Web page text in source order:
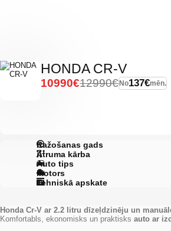
HONDA CR-V
No137€mēn.
12990€
10990€
Ražošanas gads
Ātruma kārba
Auto tips
Motors
Tehniskā apskate
Honda Cr-V ar 2.2 litru dīzeļdzinēju un
Komfortabls, ekonomisks un praktisks auto ar